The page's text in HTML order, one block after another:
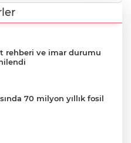
rehberi ve imar durumu
70 milyon yıllık fosil